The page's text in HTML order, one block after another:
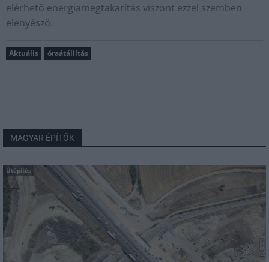
elérhető energiamegtakarítás viszont ezzel szemben
elenyésző.
Aktuális óraátállítás
MAGYAR ÉPÍTŐK
Útépítés